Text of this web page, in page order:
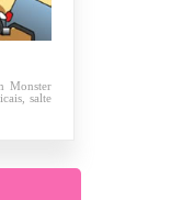
Monster
salte